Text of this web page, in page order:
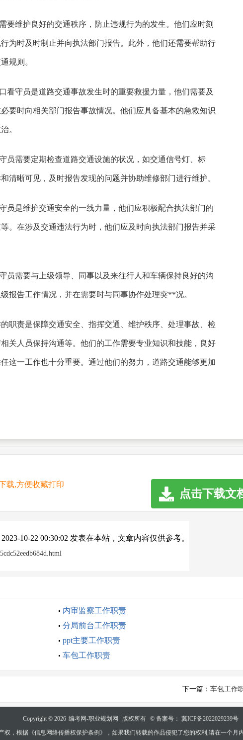
要维护良好的交通秩序，防止违规行为的发生。他们应时刻
为时及时制止并向执法部门报告。此外，他们还需要帮助行
规则。
看守员是道路交通事故发生时的重要救援力量，他们需要及
要时向相关部门报告事故情况。他们应具备基本的急救知识
。
员需要定期检查道路交通设施的状况，如交通信号灯、标
清晰可见，及时报告发现的问题并协助维修部门进行维护。
员是维护交通安全的一线力量，他们应积极配合执法部门的
。在涉及交通违法行为时，他们应及时向执法部门报告并采
员需要与上级领导、同事以及来往行人和车辆保持良好的沟
报告工作情况，并在需要时与同事协作处理突**况。
职责是保障交通安全、指挥交通、维护秩序、处理事故、检
关人员保持沟通等。他们的工作需要专业知识和技能，良好
这一工作也十分重要。通过他们的努力，道路交通能够更加
载,方便收藏打印
点击下载文
10-22 00:30:02 发表在本站，文章内容仅供参考。
内审监察工作职责
分局前台工作职责
ppt主要工作职责
车包工作职责
下一篇： 车包工作
Copyright © 2026 编考网-职业规划网 版权所有 © 备案号： 冀ICP备2022029239号
权，根据《信息网络传播权保护条例》，如果我们转载的作品侵犯了您的权利,请在一个月